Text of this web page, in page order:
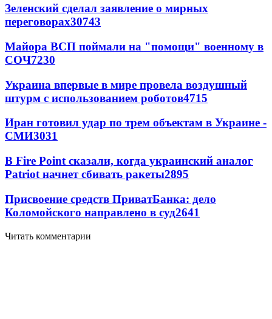
Зеленский сделал заявление о мирных
переговорах30743
Майора ВСП поймали на "помощи" военному в
СОЧ7230
Украина впервые в мире провела воздушный
штурм с использованием роботов4715
Иран готовил удар по трем объектам в Украине -
СМИ3031
В Fire Point сказали, когда украинский аналог
Patriot начнет сбивать ракеты2895
Присвоение средств ПриватБанка: дело
Коломойского направлено в суд2641
Читать комментарии